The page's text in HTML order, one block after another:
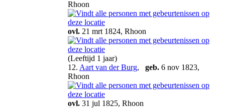
Rhoon
ovl. 21 mrt 1824, Rhoon
(Leeftijd 1 jaar)
12. Aart van der Burg, geb. 6 nov 1823,
Rhoon
ovl. 31 jul 1825, Rhoon